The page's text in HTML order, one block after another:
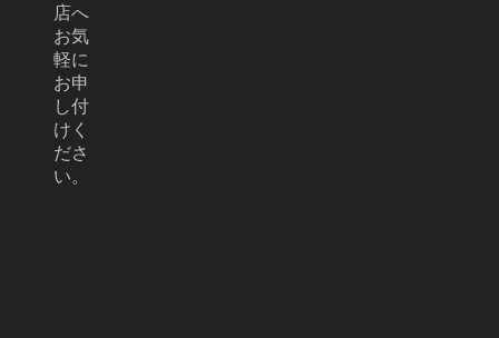
店へ
お気
軽に
お申
し付
けく
ださ
い。